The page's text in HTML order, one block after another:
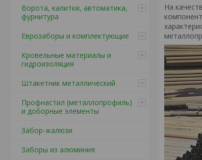
Ворота, калитки, автоматика,
фурнитура
Еврозаборы и комплектующие
Кровельные материалы и
гидроизоляция
Штакетник металлический
Профнастил (металлопрофиль)
и доборные элементы
Забор-жалюзи
Заборы из алюминия
На